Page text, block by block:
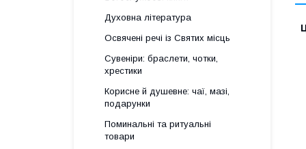
Духовна література
Освячені речі із Святих місць
Сувеніри: браслети, чотки,
хрестики
Корисне й душевне: чаї, мазі,
подарунки
Поминальні та ритуальні
товари